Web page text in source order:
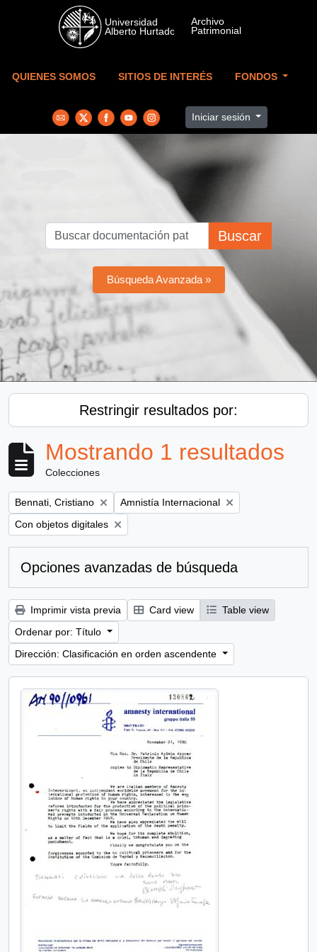
Skip to main content
QUIENES SOMOS SITIOS DE INTERÉS FONDOS
Iniciar sesión
Buscar
Búsqueda Avanzada »
Restringir resultados por:
Mostrando 1 resultados
Colecciones
Remove filter:
Bennati, Cristiano Remove filter:
Amnistía Internacional
Remove filter:
Con objetos digitales
Opciones avanzadas de búsqueda
Imprimir vista previa Card view
Table view
Ordenar por: Título
Dirección: Clasificación en orden ascendente